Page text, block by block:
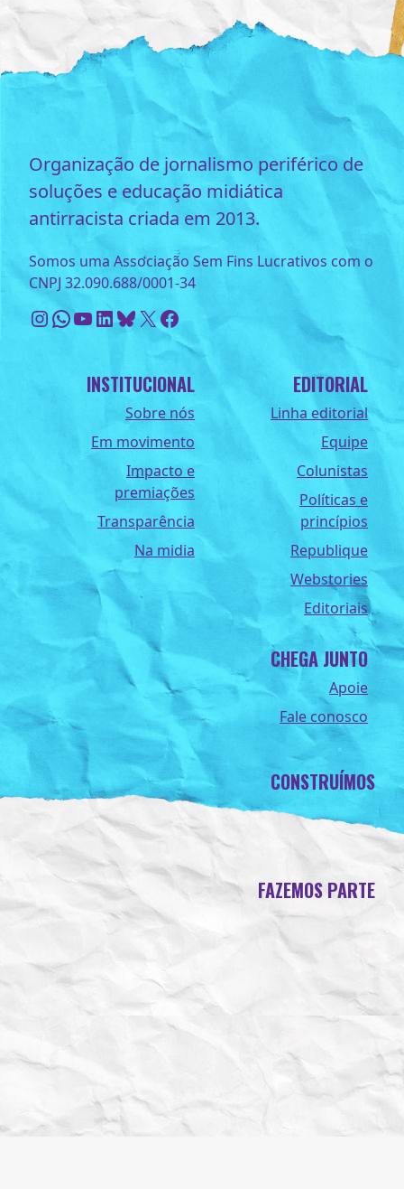
Organização de jornalismo periférico de
soluções e educação midiática
antirracista criada em 2013.
Somos uma Associação Sem Fins Lucrativos com o
CNPJ 32.090.688/0001-34
Instagram
WhatsApp
Youtube
LinkedIn
Bluesky
X Facebook
INSTITUCIONAL
Sobre nós
Em movimento
Impacto e
premiações
Transparência
Na midia
EDITORIAL
Linha editorial
Equipe
Colunistas
Políticas e
princípios
Republique
Webstories
Editoriais
CHEGA JUNTO
Apoie
Fale conosco
CONSTRUÍMOS
FAZEMOS PARTE